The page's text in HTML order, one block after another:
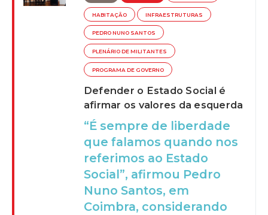
HABITAÇÃO INFRAESTRUTURAS
PEDRO NUNO SANTOS
PLENÁRIO DE MILITANTES
PROGRAMA DE GOVERNO
Defender o Estado Social é
afirmar os valores da esquerda
“É sempre de liberdade
que falamos quando nos
referimos ao Estado
Social”, afirmou Pedro
Nuno Santos, em
Coimbra, considerando